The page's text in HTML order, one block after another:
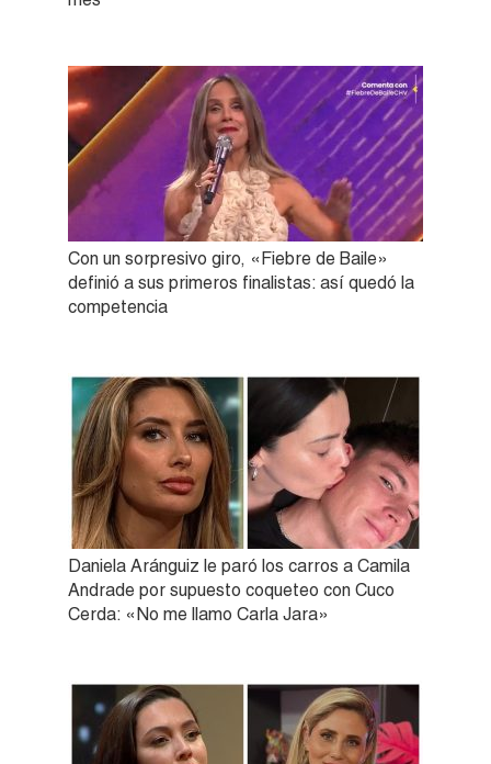
Con un sorpresivo giro, «Fiebre de Baile»
definió a sus primeros finalistas: así quedó la
competencia
Daniela Aránguiz le paró los carros a Camila
Andrade por supuesto coqueteo con Cuco
Cerda: «No me llamo Carla Jara»